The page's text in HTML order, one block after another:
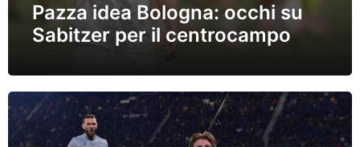
Pazza idea Bologna: occhi su
Sabitzer per il centrocampo